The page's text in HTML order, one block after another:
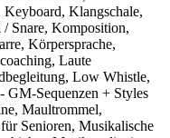
Klangschale,
Snare, Komposition,
Körpersprache,
Laute
Low Whistle,
Sequenzen + Styles
Maultrommel,
Senioren, Musikalische